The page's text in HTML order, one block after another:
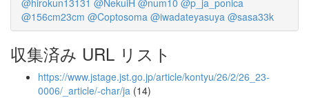
@hirokun13131 @NekuiH @num10 @p_ja_ponica
@156cm23cm @Coptosoma @iwadateyasuya @sasa33k
収集済み URL リスト
https://www.jstage.jst.go.jp/article/kontyu/26/2/26_23-
0006/_article/-char/ja (14)